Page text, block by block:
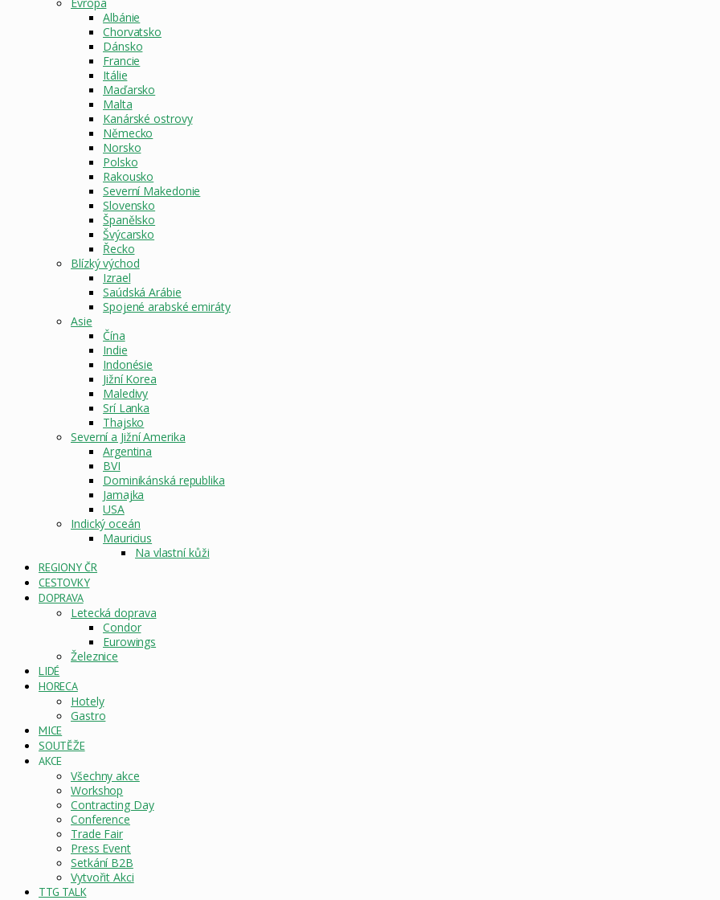
Albánie
Chorvatsko
Dánsko
Francie
Itálie
Maďarsko
Malta
Kanárské ostrovy
Německo
Norsko
Polsko
Rakousko
Severní Makedonie
Slovensko
Španělsko
Švýcarsko
Řecko
Blízký východ
Izrael
Saúdská Arábie
Spojené arabské emiráty
Asie
Čína
Indie
Indonésie
Jižní Korea
Maledivy
Srí Lanka
Thajsko
Severní a Jižní Amerika
Argentina
BVI
Dominikánská republika
Jamajka
USA
Indický oceán
Mauricius
Na vlastní kůži
REGIONY ČR
CESTOVKY
DOPRAVA
Letecká doprava
Condor
Eurowings
Železnice
LIDÉ
HORECA
Hotely
Gastro
MICE
SOUTĚŽE
AKCE
Všechny akce
Workshop
Contracting Day
Conference
Trade Fair
Press Event
Setkání B2B
Vytvořit Akci
TTG TALK